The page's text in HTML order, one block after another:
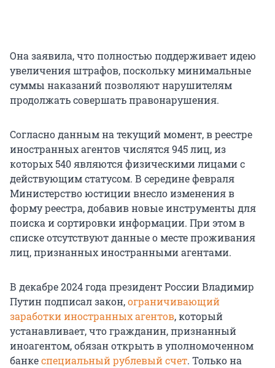
Она заявила, что полностью поддерживает идею
увеличения штрафов, поскольку минимальные
суммы наказаний позволяют нарушителям
продолжать совершать правонарушения.
Согласно данным на текущий момент, в реестре
иностранных агентов числятся 945 лиц, из
которых 540 являются физическими лицами с
действующим статусом. В середине февраля
Министерство юстиции внесло изменения в
форму реестра, добавив новые инструменты для
поиска и сортировки информации. При этом в
списке отсутствуют данные о месте проживания
лиц, признанных иностранными агентами.
В декабре 2024 года президент России Владимир
Путин подписал закон,ограничивающий
заработки иностранных агентов, который
устанавливает, что гражданин, признанный
иноагентом, обязан открыть в уполномоченном
банкеспециальный рублевый счет. Только на